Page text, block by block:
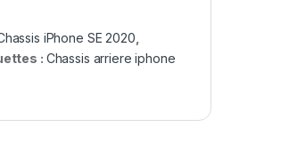
iPhone SE 2020
: Chassis arriere iphone